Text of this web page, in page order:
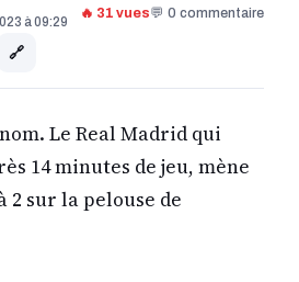
à 09:29
🔥 31 vues💬 0 commentaire
🔗
Le Real Madrid qui
14 minutes de jeu, mène
2 sur la pelouse de